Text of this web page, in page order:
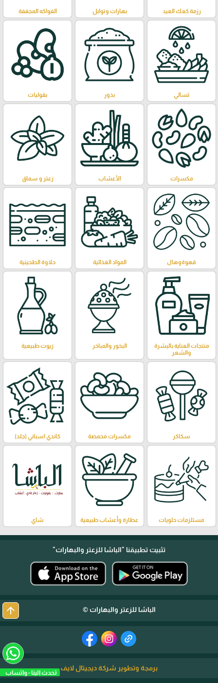
تحدث الينا - واتساب
رزمة كعك العيد بهارات وتوابل الفواكه المجففة
تسالي بذور بقوليات
مكسرات الأعشاب زعتر و سماق
قهوةوهال المواد الغذائية حلاوة الطحينية
منتجات العناية بالبشرة
والشعر
البخور والمباخر زيوت طبيعية
سكاكر مكسرات محمصة كاندي اسباني (جلد)
مستلزمات حلويات عطارة وأعشاب طبيعية شاي
تثبيت تطبيقنا "الباشا للزعتر والبهارات"
الباشا للزعتر والبهارات © arrow_upward
برمجة وتطوير شركة ديجيتال لايف